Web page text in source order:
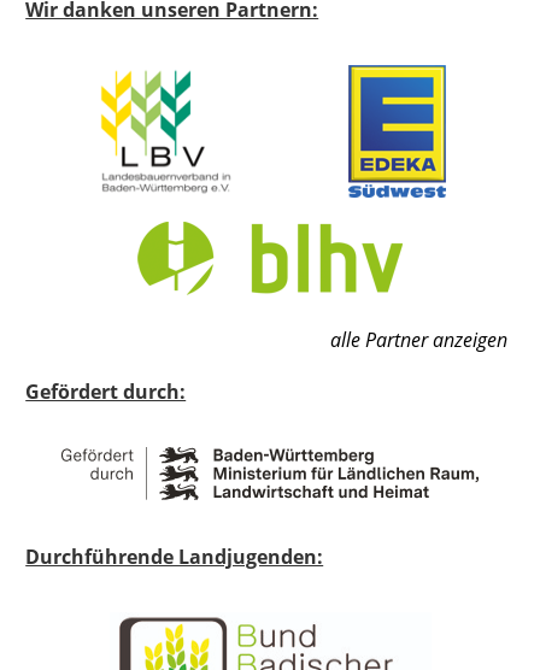
Wir danken unseren Partnern:
alle Partner anzeigen
Gefördert durch:
Durchführende Landjugenden: